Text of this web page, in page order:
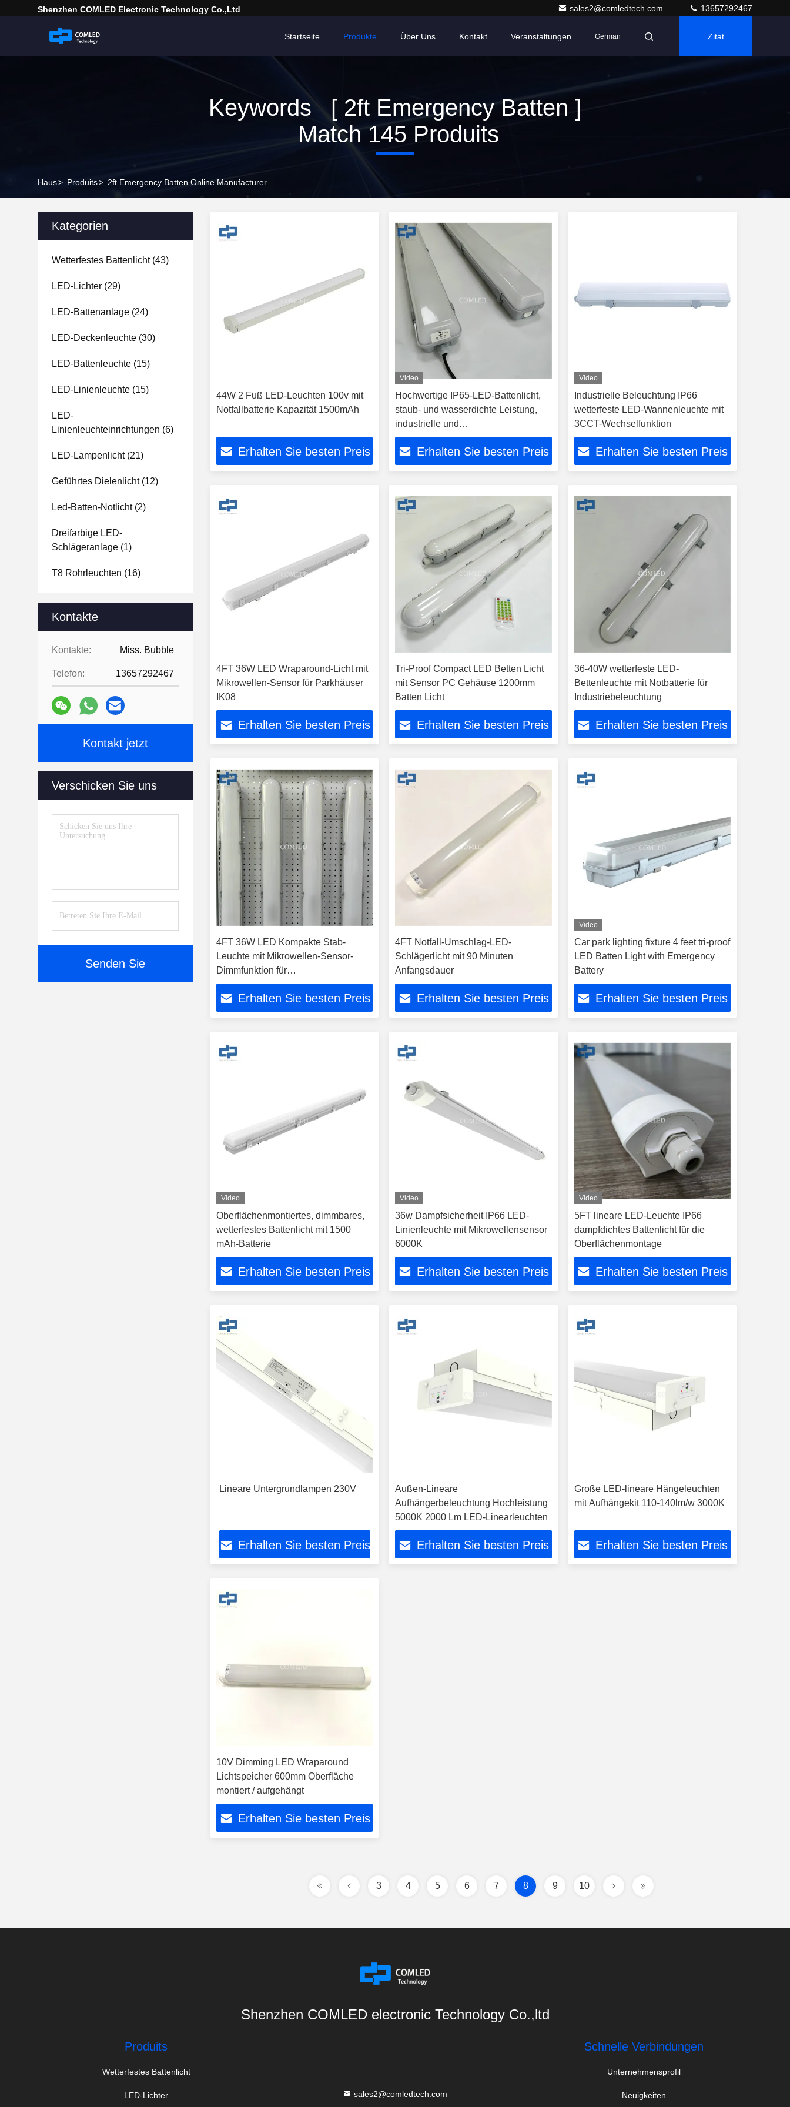
Shenzhen COMLED Electronic Technology Co.,ltd sales2@comledtech.com 13657292467
Startseite Produkte Über Uns Kontakt Veranstaltungen German Zitat
Keywords [ 2ft Emergency Batten ]
Match 145 Produits
Haus> Produits> 2ft Emergency Batten Online Manufacturer
Kategorien
Wetterfestes Battenlicht(43)
LED-Lichter (29)
LED-Battenanlage (24)
LED-Deckenleuchte (30)
LED-Battenleuchte (15)
LED-Linienleuchte (15)
LED-
Linienleuchteinrichtungen (6)
LED-Lampenlicht(21)
Geführtes Dielenlicht(12)
Led-Batten-Notlicht(2)
Dreifarbige LED-
Schlägeranlage (1)
T8 Rohrleuchten (16)
Kontakte
Kontakte: Miss. Bubble
Telefon: 13657292467
Kontakt jetzt
Verschicken Sie uns
Senden Sie
44W 2 Fuß LED-Leuchten 100v mit
Notfallbatterie Kapazität 1500mAh
Erhalten Sie besten Preis
Video
Hochwertige IP65-LED-Battenlicht,
staub- und wasserdichte Leistung,
industrielle und
Außenanwendungen, zuverlässige
Leistung, hohe Lichtleistung
Erhalten Sie besten Preis
Video
Industrielle Beleuchtung IP66
wetterfeste LED-Wannenleuchte mit
3CCT-Wechselfunktion
Erhalten Sie besten Preis
4FT 36W LED Wraparound-Licht mit
Mikrowellen-Sensor für Parkhäuser
IK08
Erhalten Sie besten Preis
Tri-Proof Compact LED Betten Licht
mit Sensor PC Gehäuse 1200mm
Batten Licht
Erhalten Sie besten Preis
36-40W wetterfeste LED-
Bettenleuchte mit Notbatterie für
Industriebeleuchtung
Erhalten Sie besten Preis
4FT 36W LED Kompakte Stab-
Leuchte mit Mikrowellen-Sensor-
Dimmfunktion für
Industriebeleuchtung
Erhalten Sie besten Preis
4FT Notfall-Umschlag-LED-
Schlägerlicht mit 90 Minuten
Anfangsdauer
Erhalten Sie besten Preis
Video
Car park lighting fixture 4 feet tri-proof
LED Batten Light with Emergency
Battery
Erhalten Sie besten Preis
Video
Oberflächenmontiertes, dimmbares,
wetterfestes Battenlicht mit 1500
mAh-Batterie
Erhalten Sie besten Preis
Video
36w Dampfsicherheit IP66 LED-
Linienleuchte mit Mikrowellensensor
6000K
Erhalten Sie besten Preis
Video
5FT lineare LED-Leuchte IP66
dampfdichtes Battenlicht für die
Oberflächenmontage
Erhalten Sie besten Preis
Lineare Untergrundlampen 230V
Erhalten Sie besten Preis
Außen-Lineare
Aufhängerbeleuchtung Hochleistung
5000K 2000 Lm LED-Linearleuchten
Erhalten Sie besten Preis
Große LED-lineare Hängeleuchten
mit Aufhängekit 110-140lm/w 3000K
Erhalten Sie besten Preis
10V Dimming LED Wraparound
Lichtspeicher 600mm Oberfläche
montiert / aufgehängt
Erhalten Sie besten Preis
3 4 5 6 7 8 9 10
Shenzhen COMLED electronic Technology Co.,ltd
Produits
Wetterfestes Battenlicht
LED-Lichter sales2@comledtech.com
Schnelle Verbindungen
Unternehmensprofil
Neuigkeiten